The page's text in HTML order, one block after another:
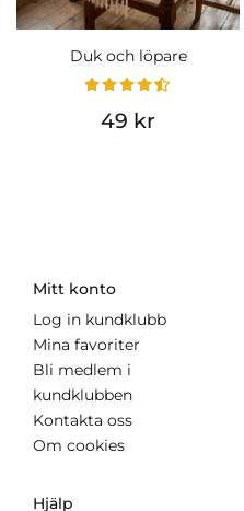
Duk och löpare
49 kr
Mitt konto
Log in kundklubb
Mina favoriter
Bli medlem i
kundklubben
Kontakta oss
Om cookies
Hjälp